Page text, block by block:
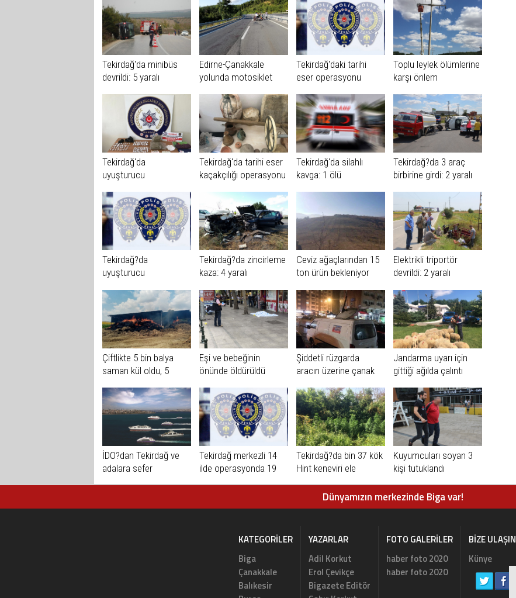
Tekirdağ'da minibüs
devrildi: 5 yaralı
Edirne-Çanakkale
yolunda motosiklet
Tekirdağ'daki tarihi
eser operasyonu
Toplu leylek ölümlerine
karşı önlem
Tekirdağ'da
uyuşturucu
Tekirdağ'da tarihi eser
kaçakçılığı operasyonu
Tekirdağ'da silahlı
kavga: 1 ölü
Tekirdağ?da 3 araç
birbirine girdi: 2 yaralı
Tekirdağ?da
uyuşturucu
Tekirdağ?da zincirleme
kaza: 4 yaralı
Ceviz ağaçlarından 15
ton ürün bekleniyor
Elektrikli triportör
devrildi: 2 yaralı
Çiftlikte 5 bin balya
saman kül oldu, 5
Eşi ve bebeğinin
önünde öldürüldü
Şiddetli rüzgarda
aracın üzerine çanak
Jandarma uyarı için
gittiği ağılda çalıntı
İDO?dan Tekirdağ ve
adalara sefer
Tekirdağ merkezli 14
ilde operasyonda 19
Tekirdağ?da bin 37 kök
Hint keneviri ele
Kuyumcuları soyan 3
kişi tutuklandı
Dünyamızın merkezinde Biga var!
KATEGORILER
Biga
Çanakkale
Balıkesir
YAZARLAR
Adil Korkut
Erol Çevikçe
Bigazete Editör
FOTO GALERILER
haber foto 2020
haber foto 2020
BIZE ULAŞIN
Künye